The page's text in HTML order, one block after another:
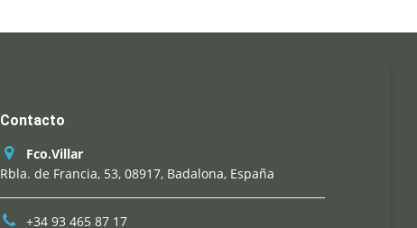
Contacto
Fco.Villar
Rbla. de Francia, 53, 08917, Badalona, España
+34 93 465 87 17